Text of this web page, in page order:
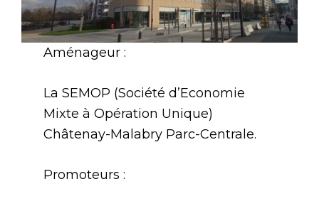
Aménageur :
La SEMOP (Société d’Economie
Mixte à Opération Unique)
Châtenay-Malabry Parc-Centrale.
Promoteurs :